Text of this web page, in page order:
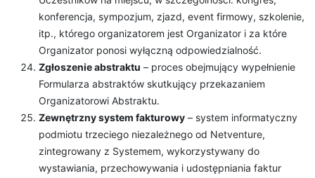
konferencja, sympozjum, zjazd, event firmowy, szkolenie,
itp., którego organizatorem jest Organizator i za które
Organizator ponosi wyłączną odpowiedzialność.
Zgłoszenie abstraktu – proces obejmujący wypełnienie
Formularza abstraktów skutkujący przekazaniem
Organizatorowi Abstraktu.
Zewnętrzny system fakturowy – system informatyczny
podmiotu trzeciego niezależnego od Netventure,
zintegrowany z Systemem, wykorzystywany do
wystawiania, przechowywania i udostępniania faktur